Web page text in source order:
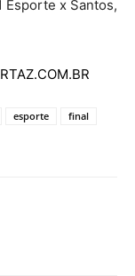
Esporte x Santos,
esporte
final